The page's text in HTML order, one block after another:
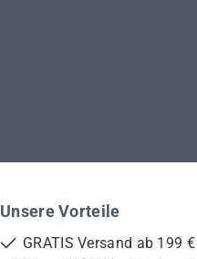
Unsere Vorteile
GRATIS Versand ab 199 €